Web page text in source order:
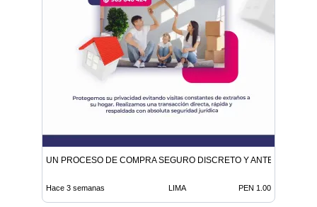
UN PROCESO DE COMPRA SEGURO DISCRETO Y ANTE NOTARIO
Hace 3 semanas LIMA PEN 1.00